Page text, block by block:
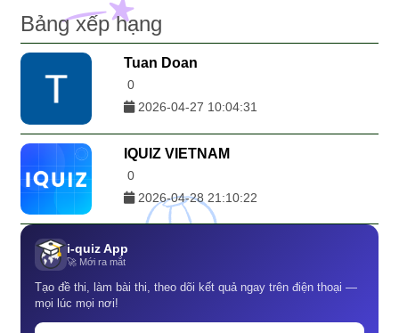
Bảng xếp hạng
Tuan Doan
0
2026-04-27 10:04:31
IQUIZ VIETNAM
0
2026-04-28 21:10:22
i-quiz App
🚀 Mới ra mắt
Tạo đề thi, làm bài thi, theo dõi kết quả ngay trên điện thoại —
mọi lúc mọi nơi!